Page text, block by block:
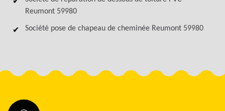
Reumont 59980
Société pose de chapeau de cheminée Reumont 59980